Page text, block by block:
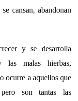
cansan, abandonan
y se desarrolla
las malas hierbas,
ocurre a aquellos que
son tantas las